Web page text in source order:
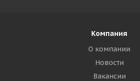
Компания
О компании
Новости
Вакансии